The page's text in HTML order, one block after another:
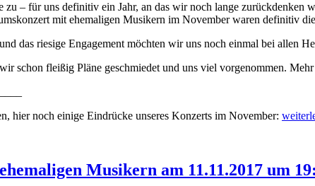
zu – für uns definitiv ein Jahr, an das wir noch lange
mit ehemaligen Musikern im November waren definitiv
das riesige Engagement möchten wir uns noch einmal bei allen
schon fleißig Pläne geschmiedet und uns viel vorgenommen.
hier noch einige Eindrücke unseres Konzerts im November: Frohe
und
Schéi
Musikern am 11.11.2017 um